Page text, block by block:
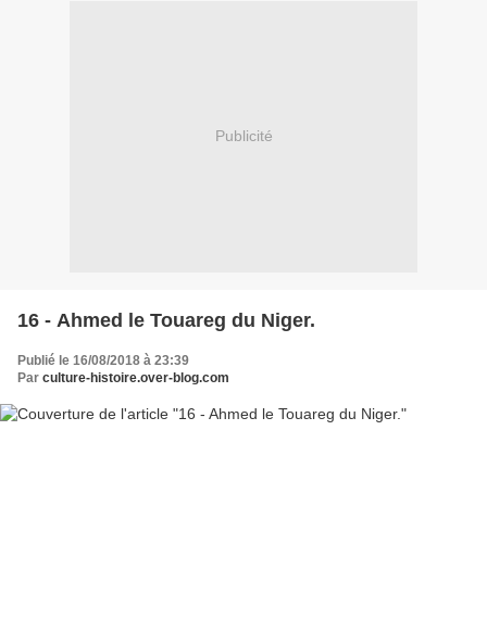
Publicité
16 - Ahmed le Touareg du Niger.
Publié le 16/08/2018 à 23:39
Par culture-histoire.over-blog.com